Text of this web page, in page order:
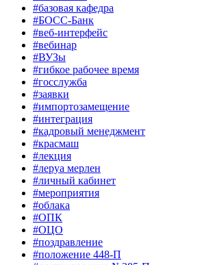
#базовая кафедра
#БОСС-Банк
#веб-интерфейс
#вебинар
#ВУЗы
#гибкое рабочее время
#госслужба
#заявки
#импортозамещение
#интеграция
#кадровый менеджмент
#красмаш
#лекция
#леруа мерлен
#личный кабинет
#мероприятия
#облака
#ОПК
#ОЦО
#поздравление
#положение 448-П